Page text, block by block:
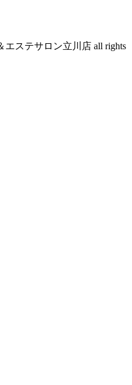
ステサロン立川店 all rights